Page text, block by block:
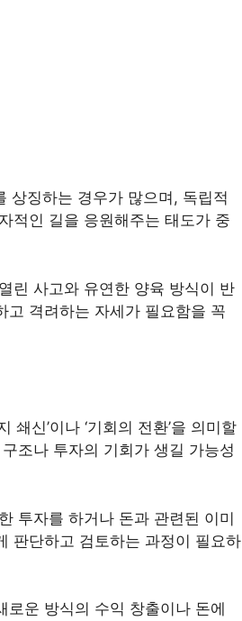
상징하는 경우가 많으며, 독립적
적인 길을 응원해주는 태도가 중
린 사고와 유연한 양육 방식이 반
고 격려하는 자세가 필요함을 꼭
신’이나 ‘기회의 전환’을 의미할
조나 투자의 기회가 생길 가능성
투자를 하거나 돈과 관련된 이미
판단하고 검토하는 과정이 필요하
운 방식의 수익 창출이나 돈에